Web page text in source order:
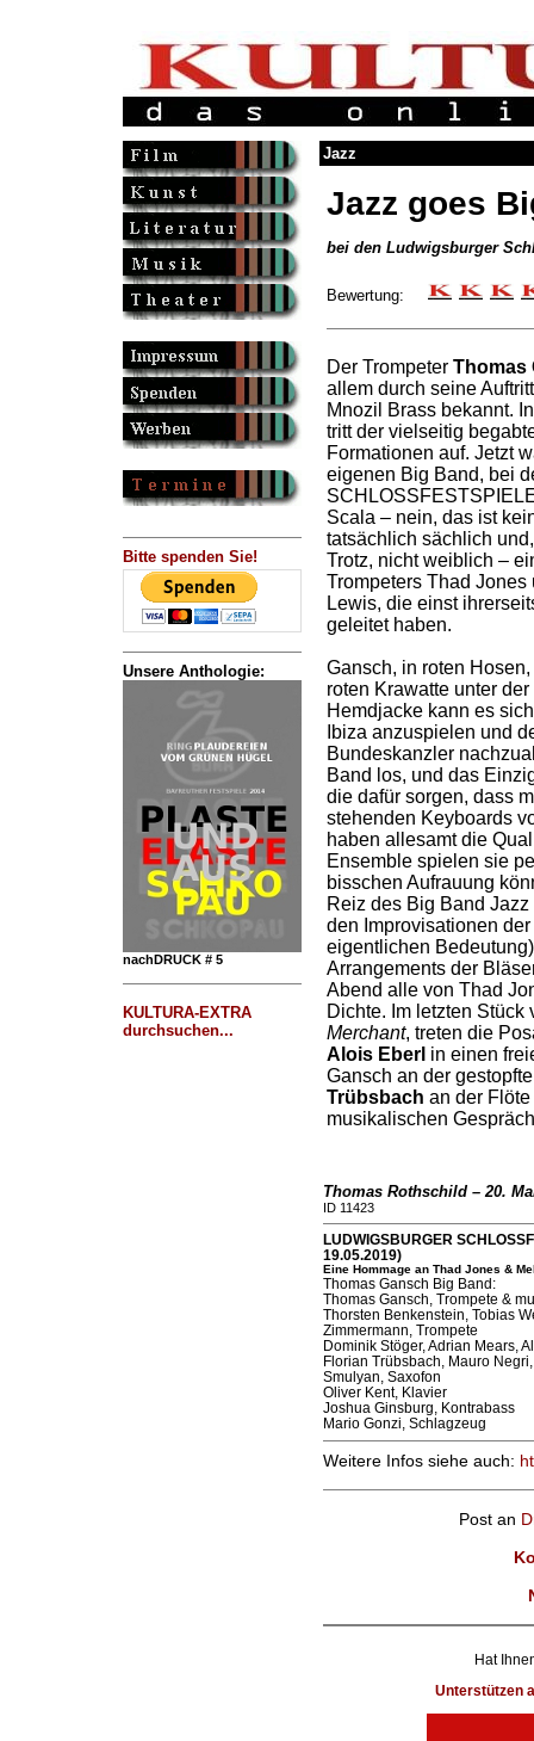
Bitte spenden Sie!
Unsere Anthologie:
nachDRUCK # 5
KULTURA-EXTRA
durchsuchen...
Jazz
Jazz goes
bei den Ludwigsburger
Bewertung:
Der Trompeter Thomas
allem durch seine
Mnozil Brass bekannt.
tritt der vielseitig
Formationen auf. Jetzt
eigenen Big Band, bei
Scala – nein, das ist
tatsächlich sächlich
Trotz, nicht weiblich –
Trompeters Thad
Lewis, die einst
geleitet haben.
Gansch, in roten
roten Krawatte unter
Hemdjacke kann es
Ibiza anzuspielen und
Bundeskanzler
Band los, und das
die dafür sorgen, dass
stehenden Keyboards
haben allesamt die
Ensemble spielen sie
bisschen Aufrauung
Reiz des Big Band
den Improvisationen
eigentlichen
Arrangements der
Abend alle von Thad
Dichte. Im letzten
Merchant, treten die
Alois Eberl in einen
Gansch an der
Trübsbach an der
musikalischen
Thomas Rothschild – 20.
ID 11423
LUDWIGSBURGER
19.05.2019)
Eine Hommage an Thad Jones &
Thomas Gansch Big Band:
Thomas Gansch, Trompete &
Thorsten Benkenstein, Tobias
Zimmermann, Trompete
Dominik Stöger, Adrian Mears,
Florian Trübsbach, Mauro
Smulyan, Saxofon
Oliver Kent, Klavier
Joshua Ginsburg, Kontrabass
Mario Gonzi, Schlagzeug
Weitere Infos siehe auch:
Post an
Hat
Unterstützen